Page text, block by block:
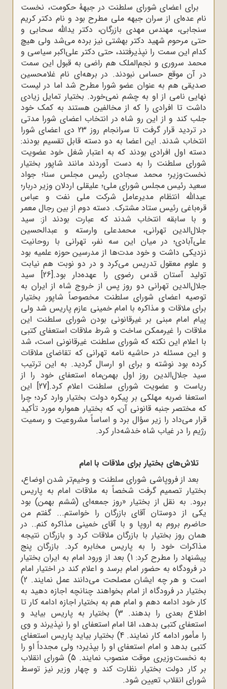
برای اعضای شورای سلطنت در جبهۀ حکومت، نخست
نام عده‌ای از سران جبهه ملی مطرح بود و نام دکتر کریم
سنجابی، مهندس مهدی بازرگان، دکتر یدالله سحابی و
حتی مرحوم شهید دکتر بهشتی نیز برده می‌شد ولی هیچ
کدام این سمت را نپذیرفتند، حتی دکتر علی‌اکبر سیاسی و
محمد سروری و نجم‌الملک هم راضی به قبول این سمت
در آن موقع حساس نبودند. در برهه‌ای نام غلامحسین
صدیقی هم به‌ عنوان عضو شورا مطرح شد اما در لیست
نهایی نامی از او به چشم نمی‌خورد. بختیار تمایل زیادی
داشت تا افرادی را که از مخالفین هستند به کمک خود
جلب کند و از این رو شاه در انتخاب اعضای شورا مدتی
در تردید قرار گرفت تا سرانجام روز 23 دی اعضای شورا
انتخاب شدند. این اعضا به دو دسته قابل تقسیم بودند:
دسته اول افرادی بودند که به اعتبار شغل خود عضویت
شورای سلطنت را به دست آوردند مانند شاپور بختیار
نخست‌وزیر؛ محمد سجادی رئیس مجلس سنا؛ جواد
سعید رئیس مجلس شورای ملی؛ علیقلی اردلان وزیر دربار؛
عبدالله انتظام مدیرعامل شرکت ملی نفت و عباس
قره‌باغی رئیس ستاد مشترک. دسته دوم از بین رجال معمر
و با سابقه انتخاب شدند که عبارت بودند از: سید
جلال‌الدین تهرانی، محمدعلی وارسته و عبدالحسین
علی‌آبادی؛ در میان این سه نفر، تهرانی با روحانیت
نزدیکی داشت و خود مدت‌ها از مدرسین حوزه علمیه بود
و علوم معقول تدریس می‌کرد و در دو نوبت هم نیابت
تولید آستان قدس رضوی را عهده‌دار بود.[26]
سید
جلال‌الدین تهرانی دو روز پس از خروج شاه از ایران به
توصیه اعضای شورای سلطنت مخصوصاً شاپور بختیار
برای ملاقات و مذاکره با امام خمینی عازم پاریس شد ولی
پیام امام مبنی بر غیرقانونی بودن شورای سلطنت این
ملاقات را غیرممکن ساخت و شرط ملاقات استعفای کتبی
با اعلام این نکته که شورای سلطنت غیرقانونی است، شد
و این مسئله در حاشیه نامه تهرانی که تقاضای ملاقات
کرده بود نوشته و برای او ارسال گردید. به این ترتیب
سید جلال‌الدین روز اول بهمن‌ماه استعفای خود را از
ریاست و عضویت شورای سلطنت اعلام کرد.[27]
این
استعفا ضربه مهلکی بر پیکره دولت بختیار وارد کرد؛ چرا
که مختصر جنبه قانونی آن، که بختیار همواره مورد تأکید
قرار می‌داد را زیر سؤال برد و اساساً مشروعیت و رسمیت
رژیم را در غیاب شاه خدشه‌دار کرد.
تلاش‌های بختیار برای ملاقات با امام
بعد از فروپاشی شورای سلطنت و وخیم‌تر شدن اوضاع،
بختیار تصمیم‌ گرفت ‌شخصاً به‌ ملاقات‌ امام‌ به‌ پاریس‌
برود. به‌ نقل‌ از بختیار «روز جمعه‌ای (ششم بهمن) بود
یکی‌ از دوستان‌ آقای‌ بازرگان‌ را خواستم‌... گفتم‌ من‌
حاضرم‌ بروم‌ به‌ اروپا و با آقای‌ خمینی ‌مذاکره‌ کنم.‌. در
همان‌ روز بختیار با بازرگان‌ ملاقات‌ کرد و بازرگان‌ نتیجه‌‌
مذاکرات ‌خود را به‌ پاریس‌ مخابره‌ کرد. بازرگان‌ پنج‌
پیشنهاد را مطرح‌ کرد: 1) بعد از ورود امام‌ به‌ ایران‌ بختیار
در فرودگاه‌ به‌ حضور امام‌ برسد و اعلام‌ کند در اختیار امام‌
است‌ و هر چه‌ ایشان‌ مصلحت‌ می‌دانند عمل‌ نمایند. 2)
بختیار در فرودگاه‌ از امام‌ بخواهند چنانچه‌ اجازه‌ دهید به‌
کار خود ادامه‌ دهم‌ و امام‌ هم‌ به‌ بختیار اجازه‌‌ ادامه‌‌ کار تا
اطلاع‌ بعدی‌ را بدهند. 3) بختیار به‌ پاریس‌ بیاید و
استعفای‌ کتبی‌ بدهد، امّا امام‌ استعفای‌ او را نپذیرند و وی
‌را مأمور ادامه‌‌ کار نمایند. 4) بختیار بیاید پاریس‌ استعفای‌
کتبی‌ بدهد و امام‌ استعفای‌ او را بپذیرد؛ ولی‌ مجدداً او را
به‌ نخست‌وزیری‌ موقت‌ منصوب‌ نمایند. 5) شورای‌ انقلاب‌
بر کار دولت‌ بختیار نظارت‌ کند و چهار وزیر نیز توسط‌
شورای ‌انقلاب‌ تعیین‌ شود.